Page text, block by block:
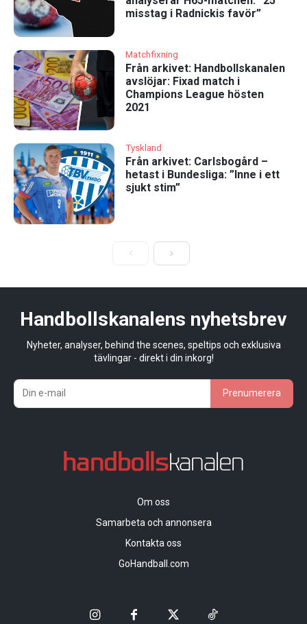
misstag i Radnickis favör”
Matchfixning
Från arkivet: Handbollskanalen
avslöjar: Fixad match i
Champions League hösten
2021
Tyskland
Från arkivet: Carlsbogård –
hetast i Bundesliga: ”Inne i ett
sjukt stim”
Handbollskanalens nyhetsbrev
Nyheter, analyser, behind the scenes, speltips och exklusiva
tävlingar - direkt i din inkorg!
Prenumerera
Om oss
Samarbeta och annonsera
Kontakta oss
GoHandball.com